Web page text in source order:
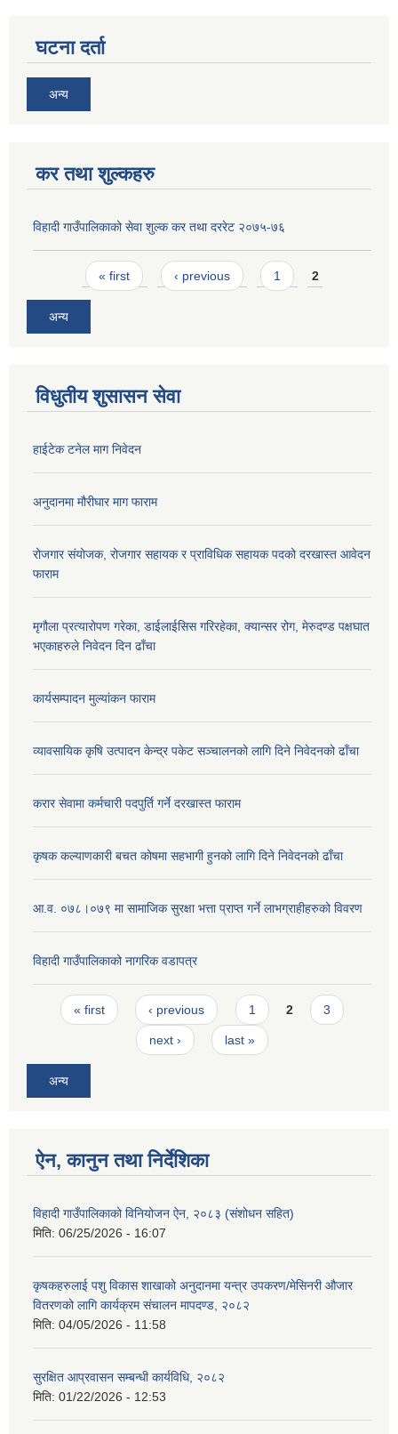
घटना दर्ता
अन्य
कर तथा शुल्कहरु
विहादी गाउँपालिकाको सेवा शुल्क कर तथा दररेट २०७५-७६
Pages« first ‹ previous 1 2
अन्य
विधुतीय शुसासन सेवा
हाईटेक टनेल माग निवेदन
अनुदानमा मौरीघार माग फाराम
रोजगार संयोजक, रोजगार सहायक र प्राविधिक सहायक पदको दरखास्त आवेदन
फाराम
मृगौला प्रत्यारोपण गरेका, डाईलाईसिस गरिरहेका, क्यान्सर रोग, मेरुदण्ड पक्षघात
भएकाहरुले निवेदन दिन ढाँचा
कार्यसम्पादन मुल्यांकन फाराम
व्यावसायिक कृषि उत्पादन केन्द्र पकेट सञ्चालनको लागि दिने निवेदनको ढाँचा
करार सेवामा कर्मचारी पदपुर्ति गर्ने दरखास्त फाराम
कृषक कल्याणकारी बचत कोषमा सहभागी हुनको लागि दिने निवेदनको ढाँचा
आ.व. ०७८।०७९ मा सामाजिक सुरक्षा भत्ता प्राप्त गर्ने लाभग्राहीहरुको विवरण
विहादी गाउँपालिकाको नागरिक वडापत्र
Pages
« first ‹ previous 1 2 3
next › last »
अन्य
ऐन, कानुन तथा निर्देशिका
विहादी गाउँपालिकाको विनियोजन ऐन, २०८३ (संशोधन सहित)
मिति: 06/25/2026 - 16:07
कृषकहरुलाई पशु विकास शाखाको अनुदानमा यन्त्र उपकरण/मेसिनरी औजार
वितरणको लागि कार्यक्रम संचालन मापदण्ड, २०८२
मिति: 04/05/2026 - 11:58
सुरक्षित आप्रवासन सम्बन्धी कार्यविधि, २०८२
मिति: 01/22/2026 - 12:53